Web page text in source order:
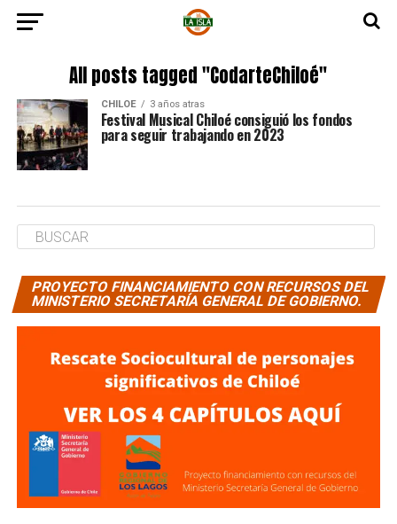
All posts tagged "CodarteChiloé"
CHILOE 3 años atras
Festival Musical Chiloé consiguió los fondos
para seguir trabajando en 2023
PROYECTO FINANCIAMIENTO CON RECURSOS DEL
MINISTERIO SECRETARÍA GENERAL DE GOBIERNO.